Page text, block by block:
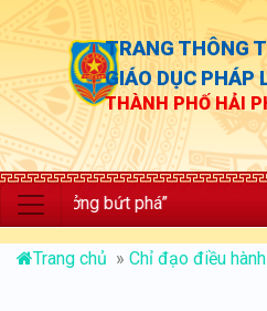
TRANG THÔNG
GIÁO DỤC PHÁP
THÀNH PHỐ HẢI
bứt phá”
Trang chủ » Chỉ đạo điều hành